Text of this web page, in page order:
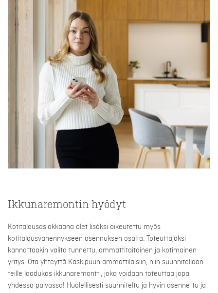
Ikkunaremontin hyödyt
Kotitalousasiakkaana olet lisäksi oikeutettu myös
kotitalousvähennykseen asennuksen osalta. Toteuttajaksi
kannattaakin valita tunnettu, ammattitaitoinen ja kotimainen
yritys. Ota yhteyttä Kaskipuun ammattilaisiin, niin suunnitellaan
teille laadukas ikkunaremontti, joka voidaan toteuttaa jopa
yhdessä päivässä! Huolellisesti suunniteltu ja hyvin asennettu ja